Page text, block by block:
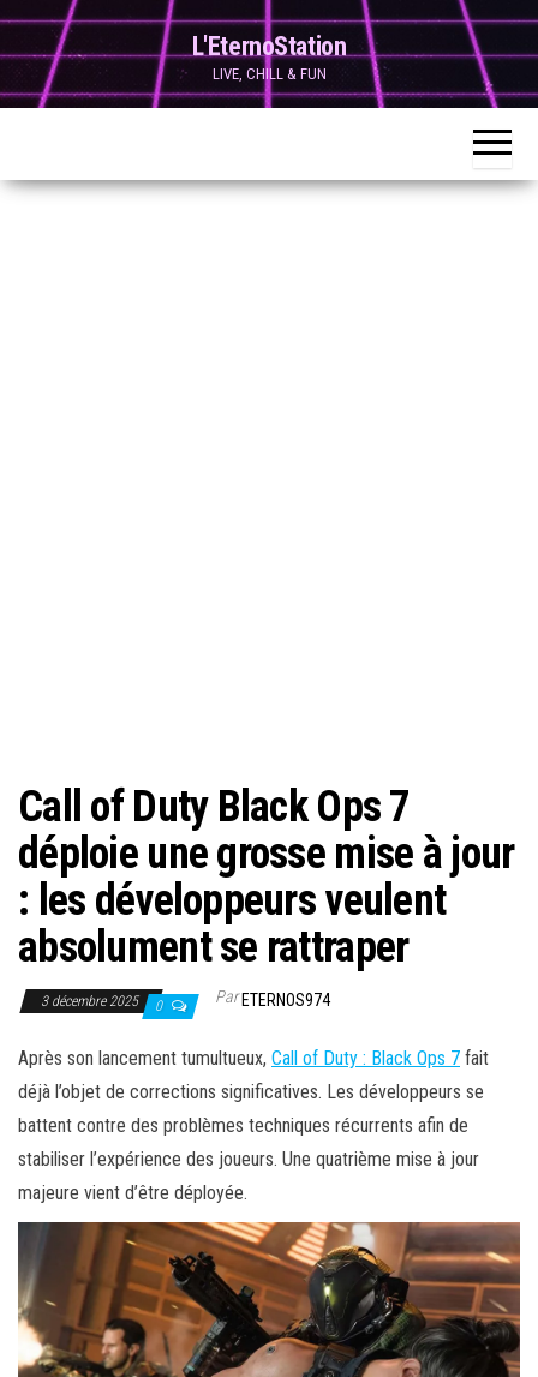
Skip
to
content
L'EternoStation
LIVE, CHILL & FUN
Call of Duty Black Ops 7
déploie une grosse mise à jour
: les développeurs veulent
absolument se rattraper
3 décembre 2025 0 ParETERNOS974
Après son lancement tumultueux, Call of Duty : Black Ops 7 fait
déjà l’objet de corrections significatives. Les développeurs se
battent contre des problèmes techniques récurrents afin de
stabiliser l’expérience des joueurs. Une quatrième mise à jour
majeure vient d’être déployée.